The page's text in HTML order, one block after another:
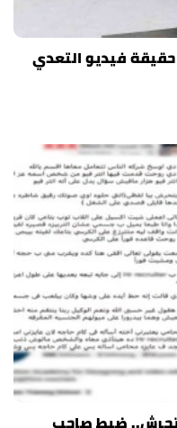
فيديو التعدي
تحرش.. ضبط صاحب